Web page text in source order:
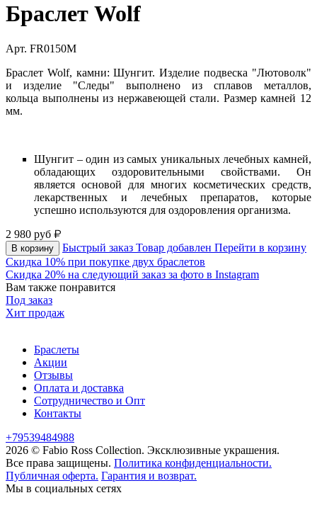
Браслет Wolf
Арт. FR0150M
Браслет Wolf, камни: Шунгит. Изделие подвеска "Лютоволк"
и изделие "Следы" выполнено из сплавов металлов,
кольца выполнены из нержавеющей стали. Размер камней 12
мм.
Шунгит – один из самых уникальных лечебных камней,
обладающих оздоровительными свойствами. Он
является основой для многих косметических средств,
лекарственных и лечебных препаратов, которые
успешно используются для оздоровления организма.
2 980 руб
В корзину Быстрый заказ Товар добавлен Перейти в корзину
Скидка 10% при покупке двух браслетов
Скидка 20% на следующий заказ за фото в Instagram
Вам также понравится
Под заказ
Хит продаж
Браслеты
Акции
Отзывы
Оплата и доставка
Сотрудничество и Опт
Контакты
+79539484988
2026 © Fabio Ross Collection. Эксклюзивные украшения.
Все права защищены. Политика конфиденциальности.
Публичная оферта. Гарантия и возврат.
Мы в социальных сетях